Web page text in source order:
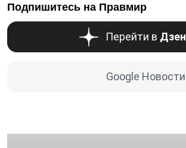
Подпишитесь на Правмир
Перейти в Дзен
Google Новости